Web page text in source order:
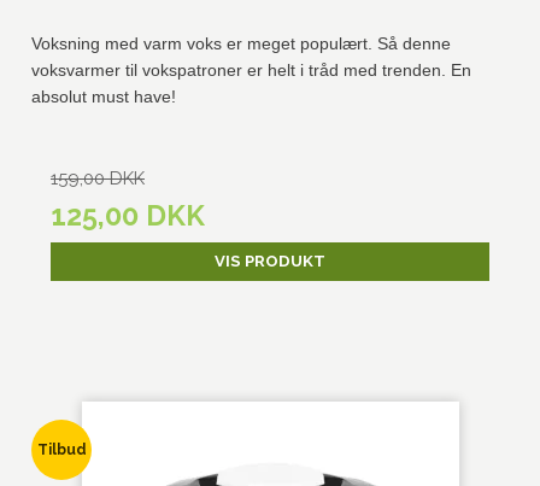
Voksning med varm voks er meget populært. Så denne
voksvarmer til vokspatroner er helt i tråd med trenden. En
absolut must have!
159,00 DKK
125,00 DKK
VIS PRODUKT
Tilbud